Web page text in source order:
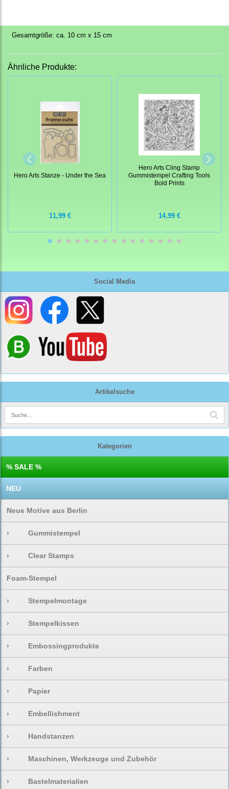
Social Media
Artikelsuche
Kategorien
% SALE %
NEU
Neue Motive aus Berlin
› Gummistempel
› Clear Stamps
Foam-Stempel
› Stempelmontage
› Stempelkissen
› Embossingprodukte
› Farben
› Papier
› Embellishment
› Handstanzen
› Maschinen, Werkzeuge und Zubehör
› Bastelmaterialien
Gesamtgröße: ca. 10 cm x 15 cm
Ähnliche Produkte:
Hero Arts Stanze - Under the Sea
11,99 €
Hero Arts Cling Stamp
Gummistempel Crafting Tools
Bold Prints
14,99 €